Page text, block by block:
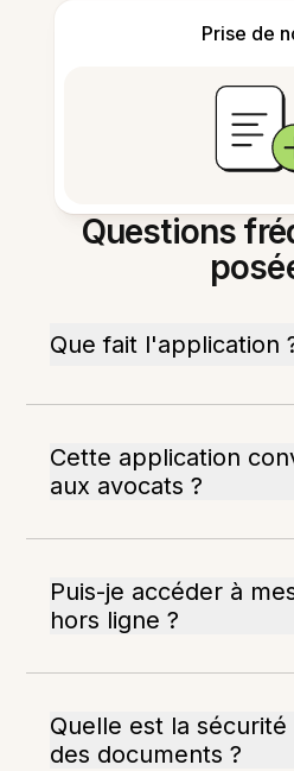
Prise de
Questions
Que fait l'application
Cette application
aux avocats ?
Puis-je accéder à
hors ligne ?
Quelle est la
des documents ?